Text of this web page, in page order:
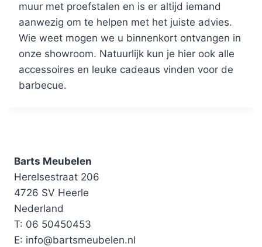
muur met proefstalen en is er altijd iemand
aanwezig om te helpen met het juiste advies.
Wie weet mogen we u binnenkort ontvangen in
onze showroom. Natuurlijk kun je hier ook alle
accessoires en leuke cadeaus vinden voor de
barbecue.
Barts Meubelen
Herelsestraat 206
4726 SV Heerle
Nederland
T: 06 50450453
E: info@bartsmeubelen.nl